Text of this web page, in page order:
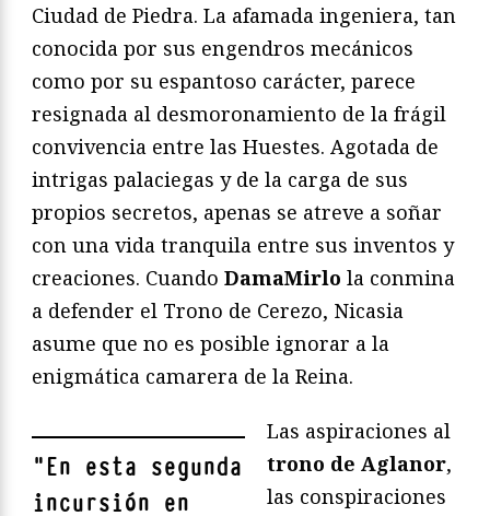
Ciudad de Piedra. La afamada ingeniera, tan
conocida por sus engendros mecánicos
como por su espantoso carácter, parece
resignada al desmoronamiento de la frágil
convivencia entre las Huestes. Agotada de
intrigas palaciegas y de la carga de sus
propios secretos, apenas se atreve a soñar
con una vida tranquila entre sus inventos y
creaciones. Cuando DamaMirlo la conmina
a defender el Trono de Cerezo, Nicasia
asume que no es posible ignorar a la
enigmática camarera de la Reina.
"En esta segunda
incursión en
Las aspiraciones al
trono de Aglanor,
las conspiraciones